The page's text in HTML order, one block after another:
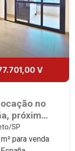
V
no
próximo
SP
para venda